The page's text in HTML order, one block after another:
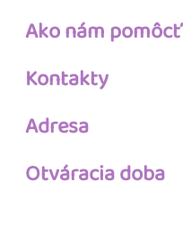
Ako nám pomôcť
Kontakty
Adresa
Otváracia doba